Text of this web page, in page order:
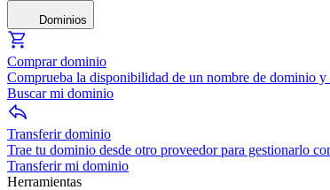
Dominios
Comprar dominio
Comprueba la disponibilidad de un nombre de dominio y
Buscar mi dominio
Transferir dominio
Trae tu dominio desde otro proveedor para gestionarlo
Transferir mi dominio
Herramientas